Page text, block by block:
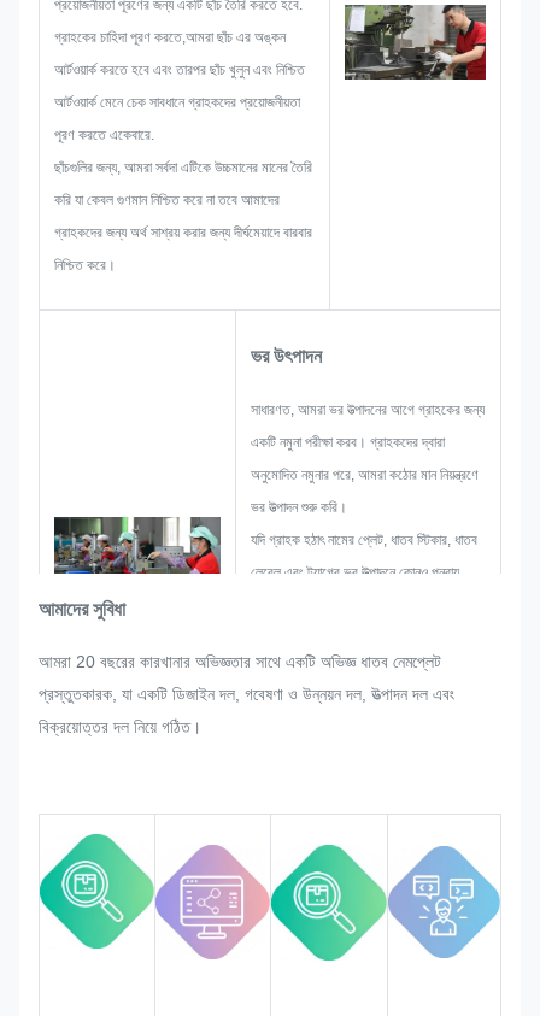
প্রয়োজনীয়তা পূরণের জন্য একটি ছাঁচ তৈরি করতে হবে.
গ্রাহকের চাহিদা পূরণ করতে,আমরা ছাঁচ এর অঙ্কন
আর্টওয়ার্ক করতে হবে এবং তারপর ছাঁচ খুলুন এবং নিশ্চিত
আর্টওয়ার্ক মেনে চেক সাবধানে গ্রাহকদের প্রয়োজনীয়তা
পূরণ করতে একেবারে.
ছাঁচগুলির জন্য, আমরা সর্বদা এটিকে উচ্চমানের মানের তৈরি
করি যা কেবল গুণমান নিশ্চিত করে না তবে আমাদের
গ্রাহকদের জন্য অর্থ সাশ্রয় করার জন্য দীর্ঘমেয়াদে বারবার
নিশ্চিত করে।
ভর উৎপাদন
সাধারণত, আমরা ভর উত্পাদনের আগে গ্রাহকের জন্য
একটি নমুনা পরীক্ষা করব। গ্রাহকদের দ্বারা
অনুমোদিত নমুনার পরে, আমরা কঠোর মান নিয়ন্ত্রণে
ভর উত্পাদন শুরু করি।
যদি গ্রাহক হঠাৎ নামের প্লেট, ধাতব স্টিকার, ধাতব
লেবেল এবং ট্যাগের ভর উত্পাদনে কোনও পুনরায়
চেষ্টা করব।
আমরা পুরো প্রক্রিয়া জুড়ে মানের উপর নজর রাখব
আমাদের সুবিধা
আমরা 20 বছরের কারখানার অভিজ্ঞতার সাথে একটি অভিজ্ঞ ধাতব নেমপ্লেট
প্রস্তুতকারক, যা একটি ডিজাইন দল, গবেষণা ও উন্নয়ন দল, উত্পাদন দল এবং
বিক্রয়োত্তর দল নিয়ে গঠিত।